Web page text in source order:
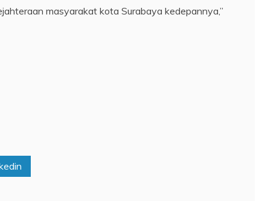
masyarakat kota Surabaya kedepannya,”